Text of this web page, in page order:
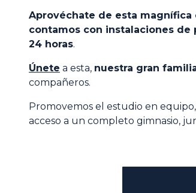
Aprovéchate de esta
contamos con instalaciones de
24 horas.
Únete a esta, nuestra gran
compañeros.
Promovemos el estudio en
acceso a un completo gimnasio,